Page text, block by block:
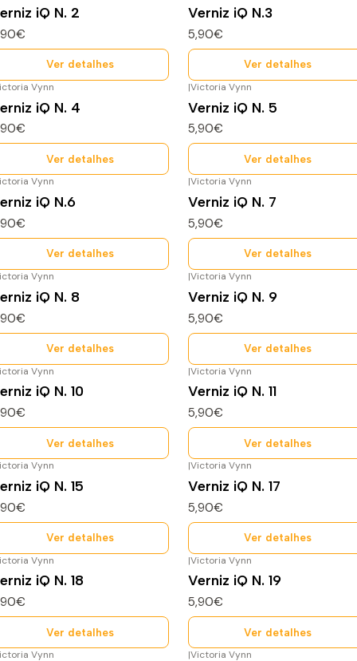
iQ N. 2
Ver detalhes
Verniz iQ N.3
5,90€
Ver detalhes
Vynn
iQ N. 4
Ver detalhes
|Victoria Vynn
Verniz iQ N. 5
5,90€
Ver detalhes
Vynn
iQ N.6
Ver detalhes
|Victoria Vynn
Verniz iQ N. 7
5,90€
Ver detalhes
Vynn
iQ N. 8
Ver detalhes
|Victoria Vynn
Verniz iQ N. 9
5,90€
Ver detalhes
Vynn
iQ N. 10
Ver detalhes
|Victoria Vynn
Verniz iQ N. 11
5,90€
Ver detalhes
Vynn
iQ N. 15
Ver detalhes
|Victoria Vynn
Verniz iQ N. 17
5,90€
Ver detalhes
Vynn
iQ N. 18
Ver detalhes
|Victoria Vynn
Verniz iQ N. 19
5,90€
Ver detalhes
Vynn |Victoria Vynn